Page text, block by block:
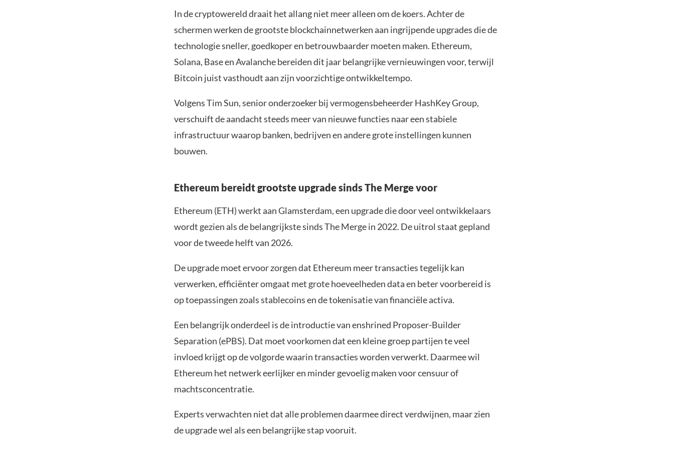
In de cryptowereld draait het allang niet meer alleen om de koers. Achter de
schermen werken de grootste blockchainnetwerken aan ingrijpende upgrades die de
technologie sneller, goedkoper en betrouwbaarder moeten maken. Ethereum,
Solana, Base en Avalanche bereiden dit jaar belangrijke vernieuwingen voor, terwijl
Bitcoin juist vasthoudt aan zijn voorzichtige ontwikkeltempo.
Volgens Tim Sun, senior onderzoeker bij vermogensbeheerder HashKey Group,
verschuift de aandacht steeds meer van nieuwe functies naar een stabiele
infrastructuur waarop banken, bedrijven en andere grote instellingen kunnen
bouwen.
Ethereum bereidt grootste upgrade sinds The Merge voor
Ethereum (ETH) werkt aan Glamsterdam, een upgrade die door veel ontwikkelaars
wordt gezien als de belangrijkste sinds The Merge in 2022. De uitrol staat gepland
voor de tweede helft van 2026.
De upgrade moet ervoor zorgen dat Ethereum meer transacties tegelijk kan
verwerken, efficiënter omgaat met grote hoeveelheden data en beter voorbereid is
op toepassingen zoals stablecoins en de tokenisatie van financiële activa.
Een belangrijk onderdeel is de introductie van enshrined Proposer-Builder
Separation (ePBS). Dat moet voorkomen dat een kleine groep partijen te veel
invloed krijgt op de volgorde waarin transacties worden verwerkt. Daarmee wil
Ethereum het netwerk eerlijker en minder gevoelig maken voor censuur of
machtsconcentratie.
Experts verwachten niet dat alle problemen daarmee direct verdwijnen, maar zien
de upgrade wel als een belangrijke stap vooruit.